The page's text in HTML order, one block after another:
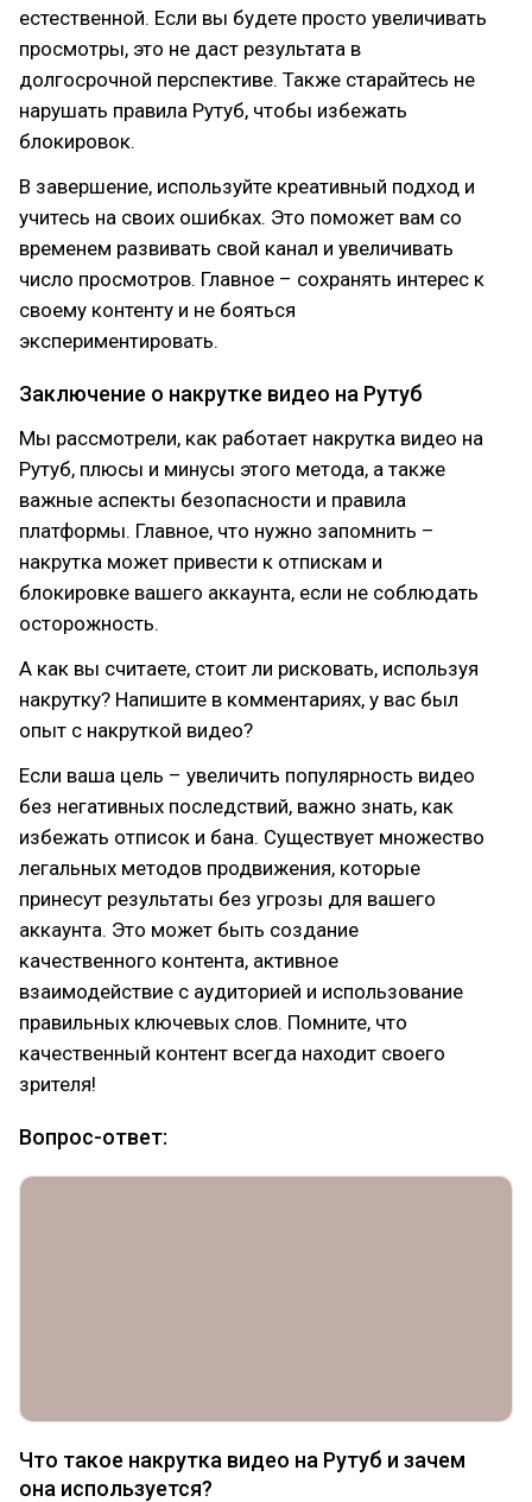
естественной. Если вы будете просто увеличивать
просмотры, это не даст результата в
долгосрочной перспективе. Также старайтесь не
нарушать правила Рутуб, чтобы избежать
блокировок.
В завершение, используйте креативный подход и
учитесь на своих ошибках. Это поможет вам со
временем развивать свой канал и увеличивать
число просмотров. Главное – сохранять интерес к
своему контенту и не бояться
экспериментировать.
Заключение о накрутке видео на Рутуб
Мы рассмотрели, как работает накрутка видео на
Рутуб, плюсы и минусы этого метода, а также
важные аспекты безопасности и правила
платформы. Главное, что нужно запомнить –
накрутка может привести к отпискам и
блокировке вашего аккаунта, если не соблюдать
осторожность.
А как вы считаете, стоит ли рисковать, используя
накрутку? Напишите в комментариях, у вас был
опыт с накруткой видео?
Если ваша цель – увеличить популярность видео
без негативных последствий, важно знать, как
избежать отписок и бана. Существует множество
легальных методов продвижения, которые
принесут результаты без угрозы для вашего
аккаунта. Это может быть создание
качественного контента, активное
взаимодействие с аудиторией и использование
правильных ключевых слов. Помните, что
качественный контент всегда находит своего
зрителя!
Вопрос-ответ:
Что такое накрутка видео на Рутуб и зачем
она используется?